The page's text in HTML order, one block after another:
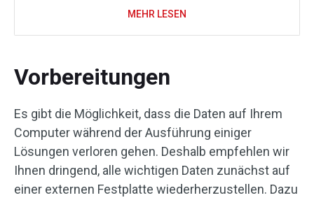
MEHR LESEN
Vorbereitungen
Es gibt die Möglichkeit, dass die Daten auf Ihrem
Computer während der Ausführung einiger
Lösungen verloren gehen. Deshalb empfehlen wir
Ihnen dringend, alle wichtigen Daten zunächst auf
einer externen Festplatte wiederherzustellen. Dazu